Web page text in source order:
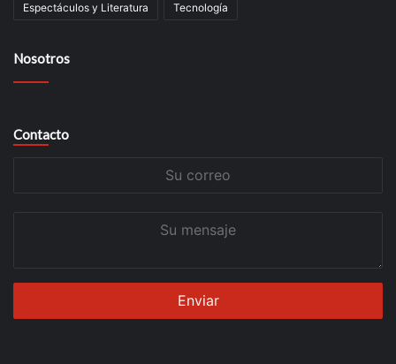
Espectáculos y Literatura Tecnología
Nosotros
Contacto